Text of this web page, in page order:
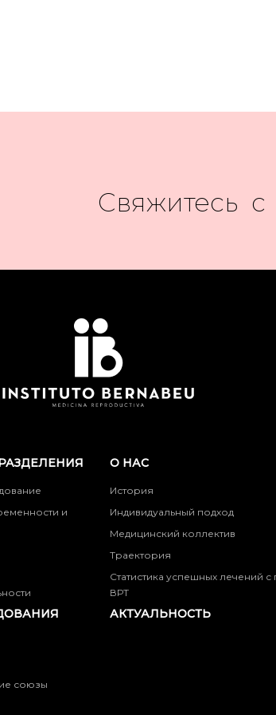
Свяжитесь
и
союзы
О НАС
История
Индивидуальный подход
Медицинский коллектив
Траектория
Статистика успешных лечений
ВРТ
АКТУАЛЬНОСТЬ